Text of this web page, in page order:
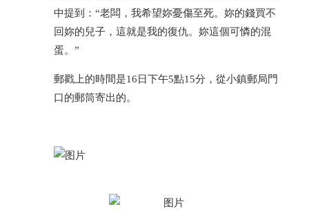
中提到：“老闆，我希望妳憂傷至死。妳的錢買不
回妳的兒子，這就是我的復仇。妳這個可憐的混
蛋。”
郵戳上的時間是16日下午5點15分，從小鎮郵局門
口的郵筒寄出的。